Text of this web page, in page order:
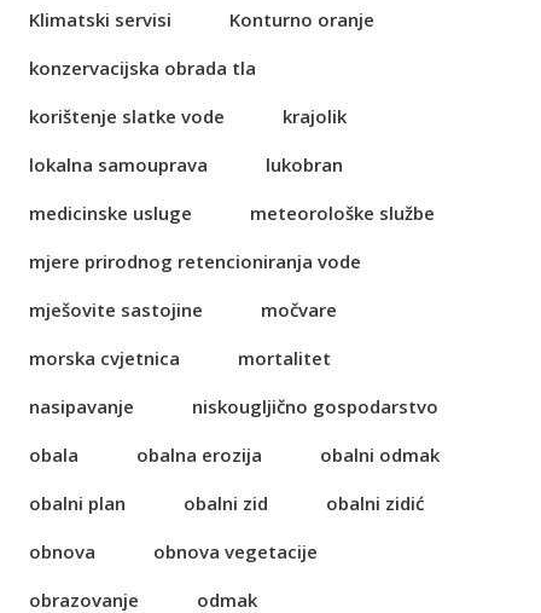
Klimatski servisi
Konturno oranje
konzervacijska obrada tla
korištenje slatke vode
krajolik
lokalna samouprava
lukobran
medicinske usluge
meteorološke službe
mjere prirodnog retencioniranja vode
mješovite sastojine
močvare
morska cvjetnica
mortalitet
nasipavanje
niskougljično gospodarstvo
obala
obalna erozija
obalni odmak
obalni plan
obalni zid
obalni zidić
obnova
obnova vegetacije
obrazovanje
odmak